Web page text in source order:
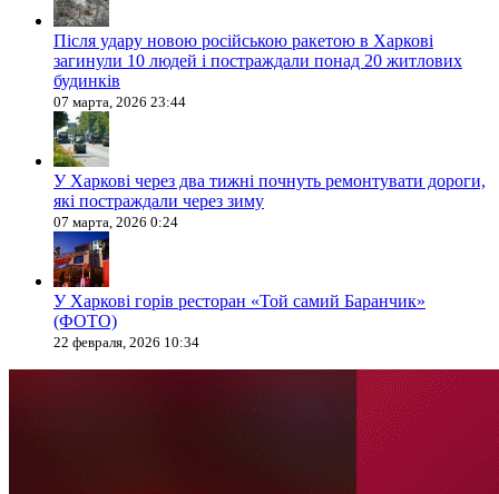
Після удару новою російською ракетою в Харкові
загинули 10 людей і постраждали понад 20 житлових
будинків
07 марта, 2026 23:44
У Харкові через два тижні почнуть ремонтувати дороги,
які постраждали через зиму
07 марта, 2026 0:24
У Харкові горів ресторан «Той самий Баранчик»
(ФОТО)
22 февраля, 2026 10:34